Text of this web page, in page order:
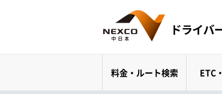
料金・ルート検索 ETC